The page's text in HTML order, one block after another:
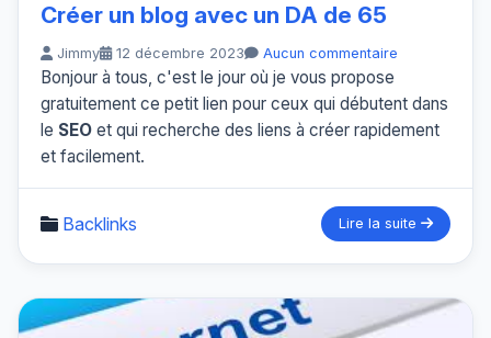
Créer un blog avec un DA de 65
Jimmy 12 décembre 2023 Aucun commentaire
Bonjour à tous, c'est le jour où je vous propose
gratuitement ce petit lien pour ceux qui débutent dans
le SEO et qui recherche des liens à créer rapidement
et facilement.
Backlinks Lire la suite